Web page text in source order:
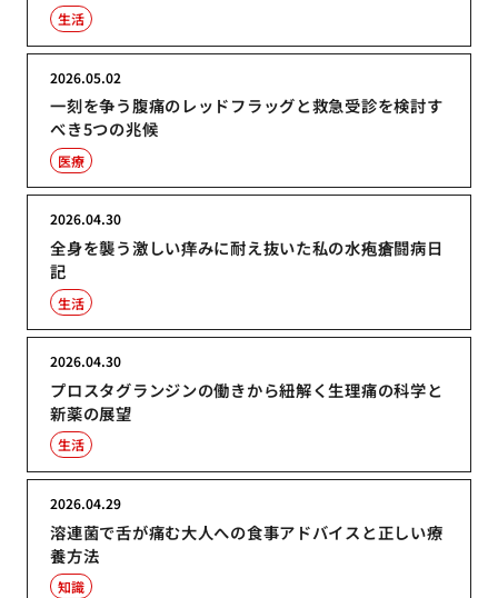
生活
一刻を争う腹痛のレッドフラッグと救急受診を検討す
べき5つの兆候
2026.05.02
医療
全身を襲う激しい痒みに耐え抜いた私の水疱瘡闘病日
記
2026.04.30
生活
プロスタグランジンの働きから紐解く生理痛の科学と
新薬の展望
2026.04.30
生活
溶連菌で舌が痛む大人への食事アドバイスと正しい療
養方法
2026.04.29
知識